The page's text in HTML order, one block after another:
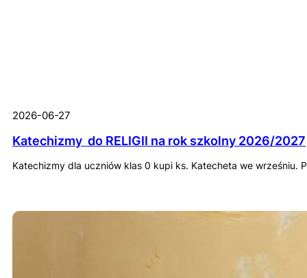
2026-06-27
Katechizmy do RELIGII na rok szkolny 2026/2027
Katechizmy dla uczniów klas 0 kupi ks. Katecheta we wrześniu.